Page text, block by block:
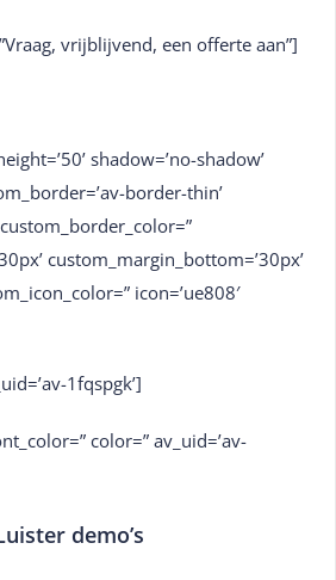
vrijblijvend, een offerte aan”]
shadow=’no-shadow’
border-thin’
custom_margin_bottom=’30px’
icon=’ue808′
1fqspgk’]
color=” av_uid=’av-
demo’s